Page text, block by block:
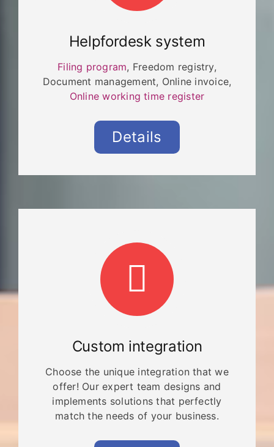
Helpfordesk system
Filing program, Freedom registry,
Document management, Online invoice,
Online working time register
Details
Custom integration
Choose the unique integration that we
offer! Our expert team designs and
implements solutions that perfectly
match the needs of your business.